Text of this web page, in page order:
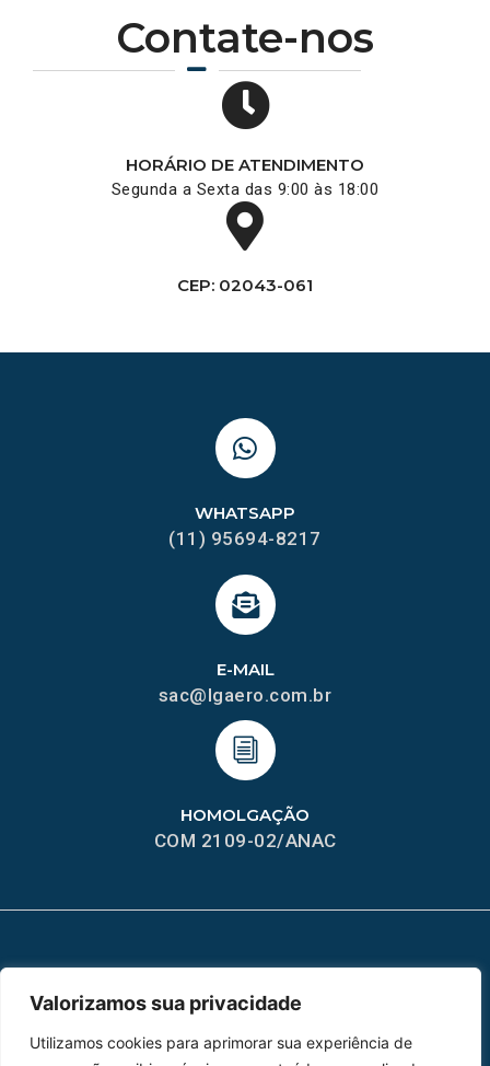
Valorizamos sua privacidade
Utilizamos cookies para aprimorar sua experiência de
Contate-nos
HORÁRIO DE ATENDIMENTO
Segunda a Sexta das 9:00 às 18:00
CEP: 02043-061
HOMOLGAÇÃO
COM 2109-02/ANAC
E-MAIL
sac@lgaero.com.br
WHATSAPP
(11) 95694-8217
Home